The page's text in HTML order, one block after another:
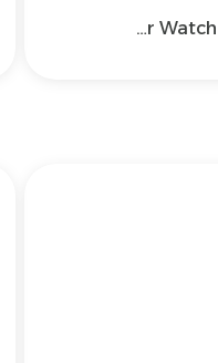
تحميل Facer Watch Faces اخر اصدار للموبايل مجاناً